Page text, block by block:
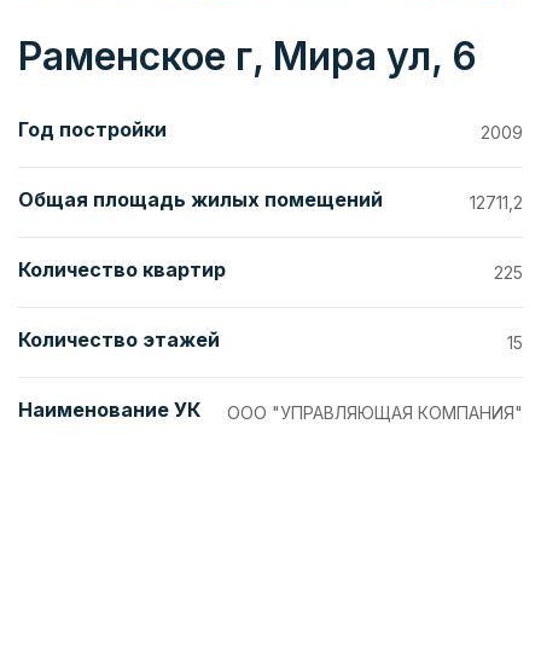
Раменское г, Мира ул, 6
Год постройки 2009
Общая площадь жилых помещений 12711,2
Количество квартир 225
Количество этажей 15
Наименование УК ООО "УПРАВЛЯЮЩАЯ КОМПАНИЯ"